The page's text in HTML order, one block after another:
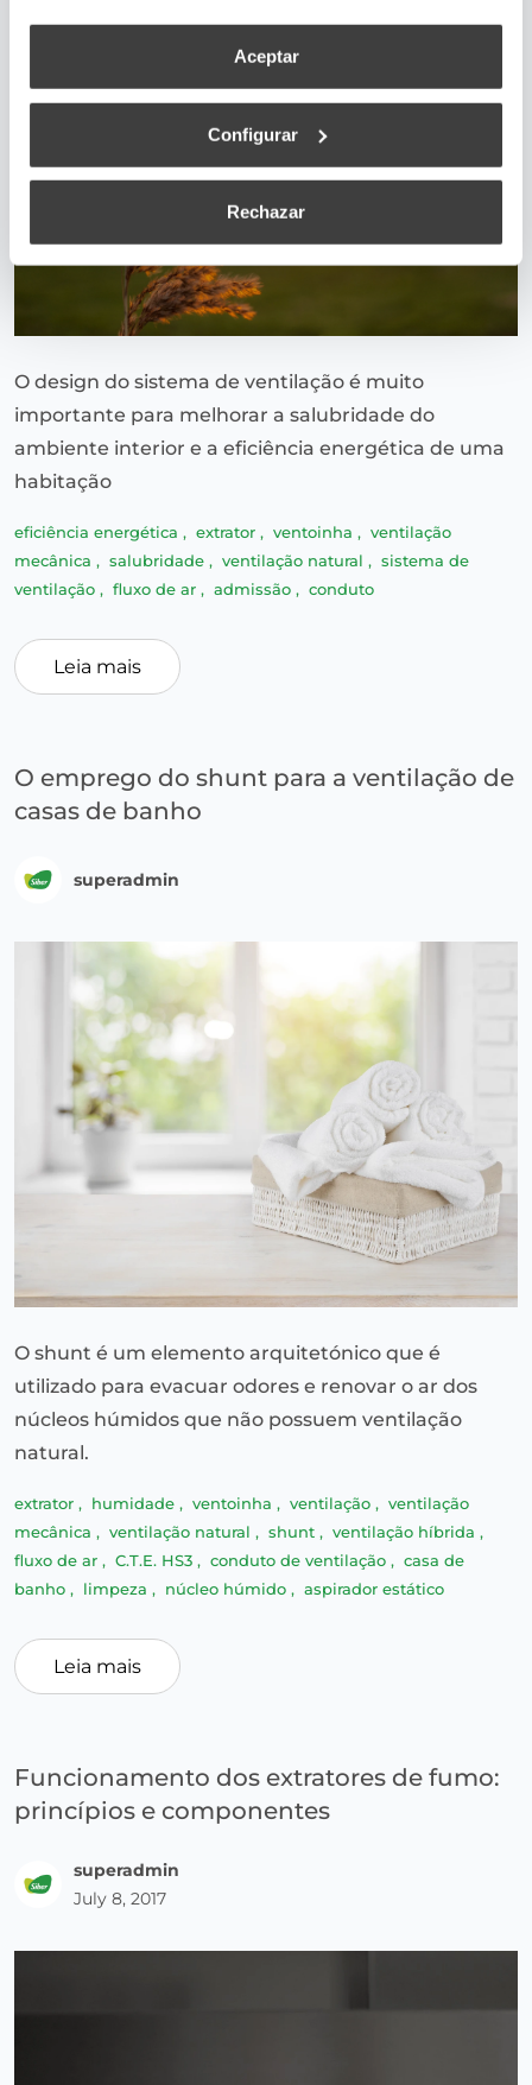
Aceptar
Configurar
Rechazar
O design do sistema de ventilação é muito
importante para melhorar a salubridade do
ambiente interior e a eficiência energética de uma
habitação
eficiência energética , extrator , ventoinha , ventilação
mecânica , salubridade , ventilação natural , sistema de
ventilação , fluxo de ar , admissão , conduto
Leia mais
O emprego do shunt para a ventilação de
casas de banho
superadmin
O shunt é um elemento arquitetónico que é
utilizado para evacuar odores e renovar o ar dos
núcleos húmidos que não possuem ventilação
natural.
extrator , humidade , ventoinha , ventilação , ventilação
mecânica , ventilação natural , shunt , ventilação híbrida ,
fluxo de ar , C.T.E. HS3 , conduto de ventilação , casa de
banho , limpeza , núcleo húmido , aspirador estático
Leia mais
Funcionamento dos extratores de fumo:
princípios e componentes
superadmin
July 8, 2017